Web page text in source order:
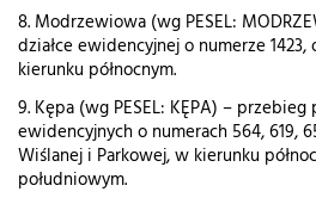
8. Modrzewiowa (wg PESEL:
działce ewidencyjnej o numerze
kierunku północnym.
9. Kępa (wg PESEL: KĘPA) – przebieg
ewidencyjnych o numerach 564, 619,
Wiślanej i Parkowej, w kierunku
południowym.